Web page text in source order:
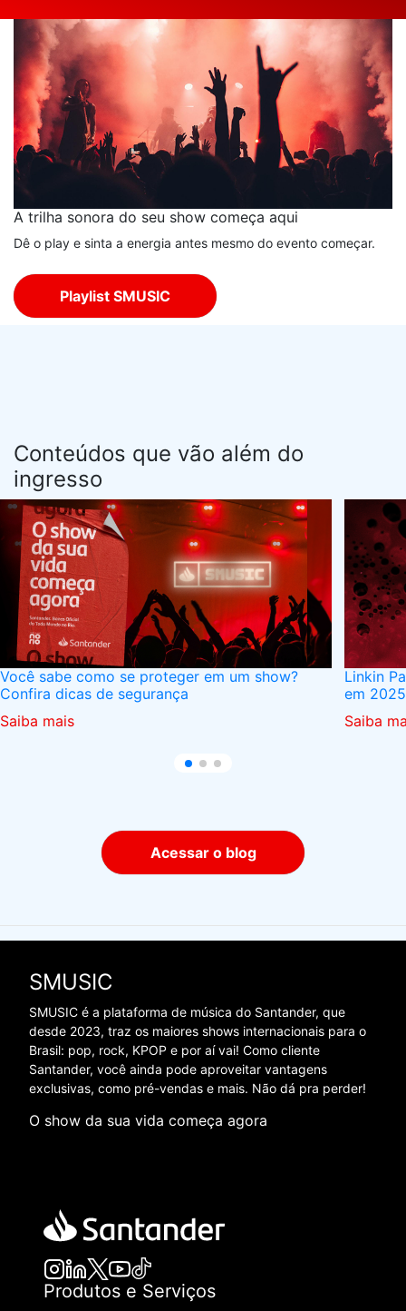
A trilha sonora do seu show começa aqui
Dê o play e sinta a energia antes mesmo do evento começar.
Playlist SMUSIC
Conteúdos que vão além do
ingresso
Você sabe como se proteger em um show?
Confira dicas de segurança
Saiba mais
Linkin
em
Saiba
Acessar o blog
SMUSIC
SMUSIC é a plataforma de música do Santander, que
desde 2023, traz os maiores shows internacionais para o
Brasil: pop, rock, KPOP e por aí vai! Como cliente
Santander, você ainda pode aproveitar vantagens
exclusivas, como pré-vendas e mais. Não dá pra perder!
O show da sua vida começa agora
Produtos e Serviços